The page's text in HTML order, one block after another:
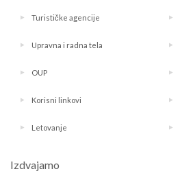
Turističke agencije
Upravna i radna tela
OUP
Korisni linkovi
Letovanje
Izdvajamo